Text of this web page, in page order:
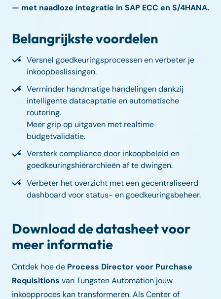
— met naadloze integratie in SAP ECC en S/4HANA.
Belangrijkste voordelen
Versnel goedkeuringsprocessen en verbeter je
inkoopbeslissingen.
Verminder handmatige handelingen dankzij
intelligente datacaptatie en automatische
routering.
Meer grip op uitgaven met realtime
budgetvalidatie.
Versterk compliance door inkoopbeleid en
goedkeuringshiërarchieën af te dwingen.
Verbeter het overzicht met een gecentraliseerd
dashboard voor status- en goedkeuringsbeheer.
Download de datasheet voor
meer informatie
Ontdek hoe de Process Director voor Purchase
Requisitions van Tungsten Automation jouw
inkoopproces kan transformeren. Als Center of